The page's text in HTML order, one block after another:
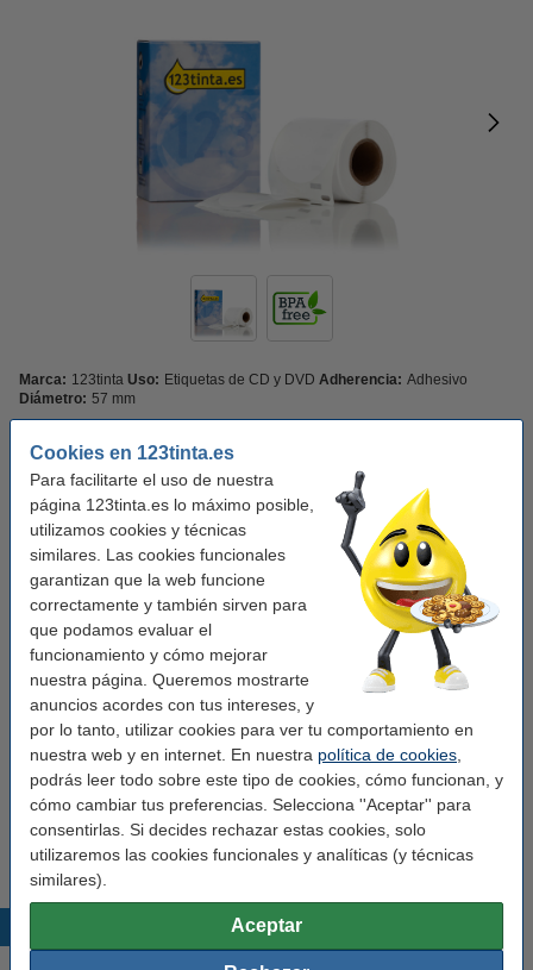
Cookies en 123tinta.es
Para facilitarte el uso de nuestra
página 123tinta.es lo máximo posible,
utilizamos cookies y técnicas
similares. Las cookies funcionales
garantizan que la web funcione
correctamente y también sirven para
que podamos evaluar el
funcionamiento y cómo mejorar
nuestra página. Queremos mostrarte
anuncios acordes con tus intereses, y
por lo tanto, utilizar cookies para ver tu comportamiento en
nuestra web y en internet. En nuestra política de cookies
podrás leer todo sobre este tipo de cookies, cómo funcionan, y
cómo cambiar tus preferencias. Selecciona ''Aceptar'' para
consentirlas. Si decides rechazar estas cookies, solo
utilizaremos las cookies funcionales y analíticas (y técnicas
similares).
Aceptar
Marca: 123tinta Uso: Etiquetas de CD y DVD Adherencia: Adhesivo
Diámetro: 57 mm
1 5
Ver características y descripción
Precio por etiqu 0,047 €
7,50 € Comprar
Pack ahorro
Dymo S0719250/14681 etiquetas de CD y DVD
(marca 123tinta) | Pack 5 uds
35,00 €
Productos destacados